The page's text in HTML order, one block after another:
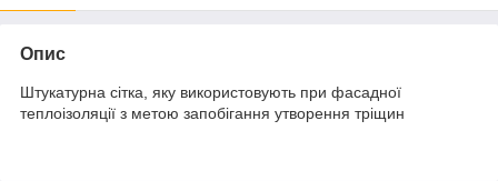
Опис
Штукатурна сітка, яку використовують при фасадної
теплоізоляції з метою запобігання утворення тріщин